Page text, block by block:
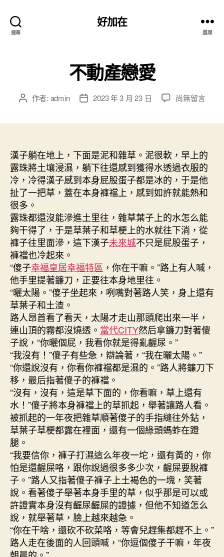
搜尋
好加在
選單
不動產戀愛
文 作者: admin
文
期
2023 年 3 月 23 日
在
愛〉
中
尚無留言
漢子躺在地上，下面是泥和雜草。泥很軟，早上的
露珠將土壤浸濕，躺下往還感到獲得水透過衣服的
冷，冷得漢子感到本身屁股蛋子都是冰的，于是他
扯了一把草，蓋在本身褲襠上，感到如許就能熱和
很多。
露珠都還沒能滲進土里往，雜草葉子上的水怎么能
夠干得了，于是草葉子和草梗上的水就往下淌，從
褲子往里面滲，這下漢子未來城不只是屁股蛋子，
褲襠也冷起來。
“傻子幸福皇居幸福特區 ，你在干嘛。”路上有人喊，
他手里提著鐮刀，正要往本身地里往。
“曬太陽。”傻子坐起來，咧嘴對著路人笑，身上還有
草葉子和土渣。
路人昂首看了看天，太陽才走山那頭爬出來一半，
連山頂的霧都沒燒透。 當代CITY然后拿鐮刀對著傻
子說，“你曬個屁，我看你就是得亂齷尿。”
“我沒有！”傻子有些急，辯論著，“我在曬太陽。”
“你還說沒有，你看你褲襠都是濕的。”路人將鐮刀下
移，最后指著傻子的褲襠。
“沒有，沒有，這是草下面的，你看嘛，草上還有
水！”傻子將本身褲襠上的草抓起，舉著讓路人看。
被抓起的一年夜把雜草順著傻子的手指縫往外鉆，
草葉子草梗都露在裡面，還有一個綠頭螞蚱在蹬
腿。
“我要信你，褲子打濕這么年夜一坨，還有黃的，你
怕是還齷屎咯，跟你說過很多多少次，齷屎要脫褲
子。”路人又指著傻子褲子上土褐色的一塊，笑著
說。看著傻子舉著本身手里的草，似乎那是可以或
許證實本身沒有齷尿齷屎的證據，但他不知道怎么
說，就舉著草，臉上越來越急。
“你在干啥，還砍不砍菜咯，等會兒趕集都趕不上。”
路人走在後面的人回頭喊，“你逗個傻子干嘛，年夜